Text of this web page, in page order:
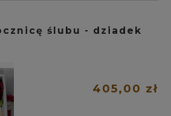
ślubu - dziadek
405,00 zł